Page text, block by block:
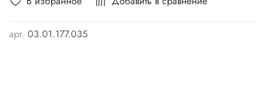
арт. 03.01.177.035
современным методом закаливания, обеспечивающим
Металлический распредвал из высокопрочной стали.